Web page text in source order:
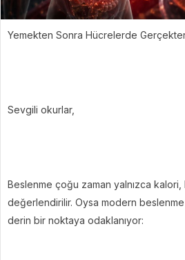
Yemekten Sonra Hücrelerde
Sevgili okurlar,
Beslenme çoğu zaman yalnızca
değerlendirilir. Oysa modern
derin bir noktaya odaklanıyor: